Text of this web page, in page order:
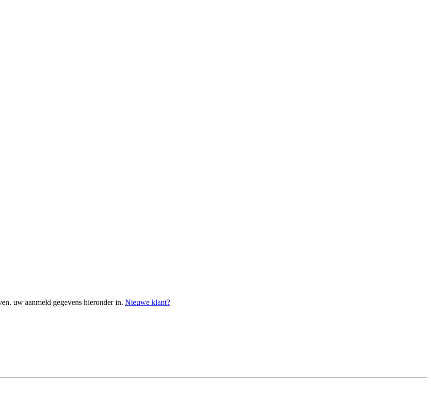
uw aanmeld gegevens hieronder in. Nieuwe klant?